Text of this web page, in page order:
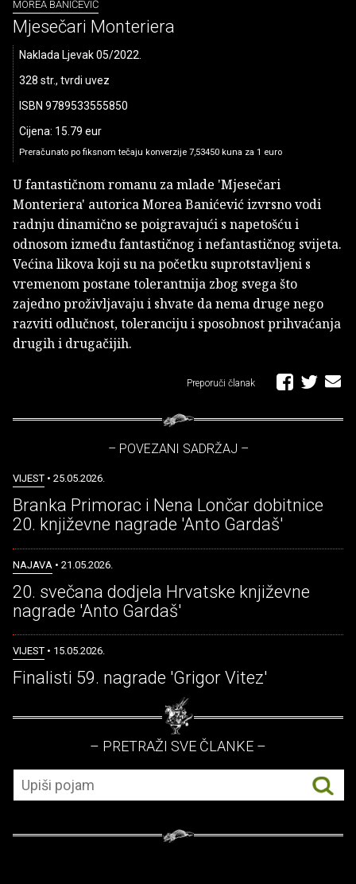
MOREA BANIĆEVIĆ
Mjesečari Monteriera
Naklada Ljevak 05/2022.
328 str., tvrdi uvez
ISBN 9789533555850
Cijena: 15.79 eur
Preračunato po fiksnom tečaju konverzije 7,53450 kuna za 1 euro
U fantastičnom romanu za mlade 'Mjesečari
Monteriera' autorica Morea Banićević izvrsno vodi
radnju dinamično se poigravajući s napetošću i
odnosom između fantastičnog i nefantastičnog svijeta.
Većina likova koji su na početku suprotstavljeni s
vremenom postane tolerantnija zbog svega što
zajedno proživljavaju i shvate da nema druge nego
razviti odlučnost, toleranciju i sposobnost prihvaćanja
drugih i drugačijih.
Preporuči članak
– POVEZANI SADRŽAJ –
VIJEST • 25.05.2026.
Branka Primorac i Nena Lončar dobitnice
20. književne nagrade 'Anto Gardaš'
NAJAVA • 21.05.2026.
20. svečana dodjela Hrvatske književne
nagrade 'Anto Gardaš'
VIJEST • 15.05.2026.
Finalisti 59. nagrade 'Grigor Vitez'
– PRETRAŽI SVE ČLANKE –